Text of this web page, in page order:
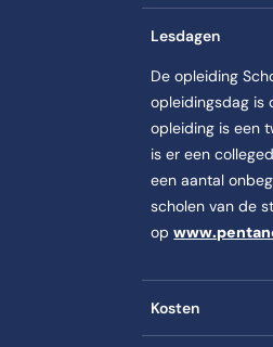
Lesdagen
De opleiding
opleidingsdag is
opleiding is een
is er een
een aantal
scholen van de
op
Kosten